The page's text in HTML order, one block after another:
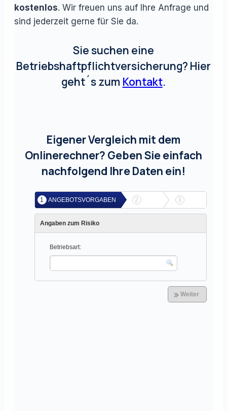
kostenlos. Wir freuen uns auf Ihre Anfrage und
sind jederzeit gerne für Sie da.
Sie suchen eine
Betriebshaftpflichtversicherung? Hier
geht´s zum Kontakt.
Eigener Vergleich mit dem
Onlinerechner? Geben Sie einfach
nachfolgend Ihre Daten ein!